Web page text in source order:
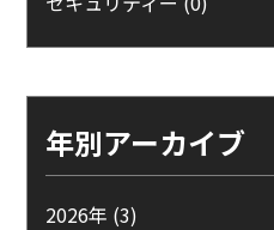
年別アーカイブ
2026年 (3)